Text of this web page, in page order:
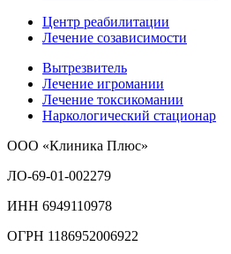
Центр реабилитации
Лечение созависимости
Вытрезвитель
Лечение игромании
Лечение токсикомании
Наркологический стационар
ООО «Клиника Плюс»
ЛО-69-01-002279
ИНН 6949110978
ОГРН 1186952006922